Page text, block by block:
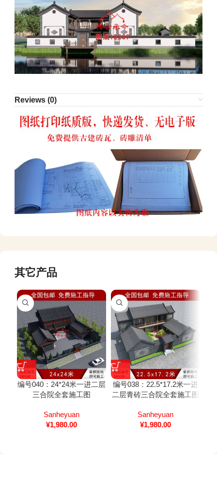
Reviews (0)
其它产品
编号040：24*24米一进二层
三合院全套施工图
Sanheyuan
¥1,980.00
编号038：22.5*17.2米一进
二层青砖三合院全套施工图
Sanheyuan
¥1,980.00